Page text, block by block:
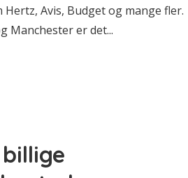
Avis, Budget og mange fler.
Manchester er det...